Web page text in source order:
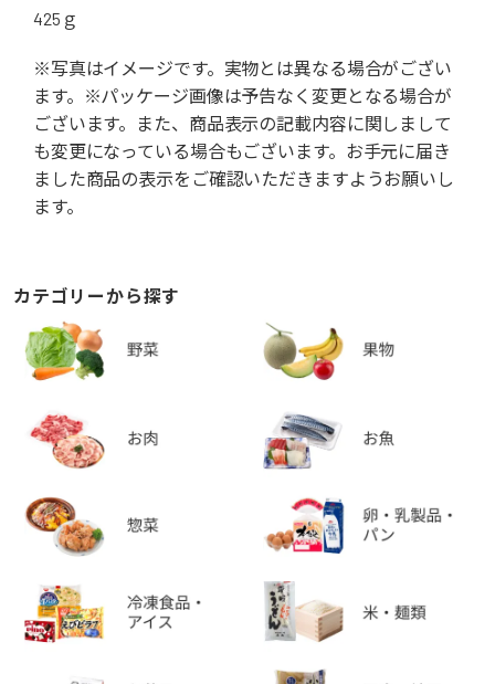
425ｇ
※写真はイメージです。実物とは異なる場合がござい
ます。※パッケージ画像は予告なく変更となる場合が
ございます。また、商品表示の記載内容に関しまして
も変更になっている場合もございます。お手元に届き
ました商品の表示をご確認いただきますようお願いし
ます。
カテゴリーから探す